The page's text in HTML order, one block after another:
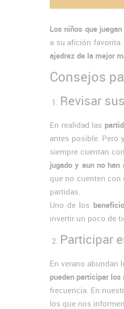
Los niños que
a su afición
ajedrez de la mejor
Consejos
Revisar
En realidad las
antes posible. Pero
siempre cuentan
jugado y aun no han
que no cuenten con
partidas.
Uno de los
invertir un poco de
Participar
En verano abundan
pueden participar los
frecuencia. En
los que nos